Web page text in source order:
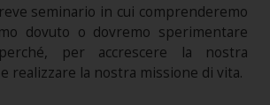
seminario in cui comprenderemo
dovuto o dovremo sperimentare
per accrescere la nostra
realizzare la nostra missione di vita.